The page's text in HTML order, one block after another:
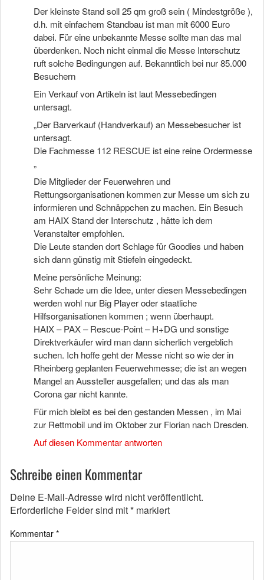
Der kleinste Stand soll 25 qm groß sein ( Mindestgröße ),
d.h. mit einfachem Standbau ist man mit 6000 Euro
dabei. Für eine unbekannte Messe sollte man das mal
überdenken. Noch nicht einmal die Messe Interschutz
ruft solche Bedingungen auf. Bekanntlich bei nur 85.000
Besuchern
Ein Verkauf von Artikeln ist laut Messebedingen
untersagt.
„Der Barverkauf (Handverkauf) an Messebesucher ist
untersagt.
Die Fachmesse 112 RESCUE ist eine reine Ordermesse
„
Die Mitglieder der Feuerwehren und
Rettungsorganisationen kommen zur Messe um sich zu
informieren und Schnäppchen zu machen. Ein Besuch
am HAIX Stand der Interschutz , hätte ich dem
Veranstalter empfohlen.
Die Leute standen dort Schlage für Goodies und haben
sich dann günstig mit Stiefeln eingedeckt.
Meine persönliche Meinung:
Sehr Schade um die Idee, unter diesen Messebedingen
werden wohl nur Big Player oder staatliche
Hilfsorganisationen kommen ; wenn überhaupt.
HAIX – PAX – Rescue-Point – H+DG und sonstige
Direktverkäufer wird man dann sicherlich vergeblich
suchen. Ich hoffe geht der Messe nicht so wie der in
Rheinberg geplanten Feuerwehmesse; die ist an wegen
Mangel an Aussteller ausgefallen; und das als man
Corona gar nicht kannte.
Für mich bleibt es bei den gestanden Messen , im Mai
zur Rettmobil und im Oktober zur Florian nach Dresden.
Auf diesen Kommentar antworten
Schreibe einen Kommentar
Deine E-Mail-Adresse wird nicht veröffentlicht.
Erforderliche Felder sind mit* markiert
Kommentar *